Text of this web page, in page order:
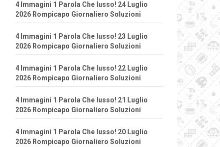
4 Immagini 1 Parola Che lusso! 24 Luglio
2026 Rompicapo Giornaliero Soluzioni
4 Immagini 1 Parola Che lusso! 23 Luglio
2026 Rompicapo Giornaliero Soluzioni
4 Immagini 1 Parola Che lusso! 22 Luglio
2026 Rompicapo Giornaliero Soluzioni
4 Immagini 1 Parola Che lusso! 21 Luglio
2026 Rompicapo Giornaliero Soluzioni
4 Immagini 1 Parola Che lusso! 20 Luglio
2026 Rompicapo Giornaliero Soluzioni